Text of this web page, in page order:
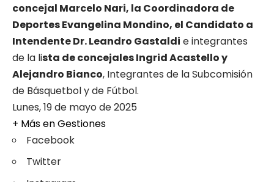
concejal Marcelo Nari, la Coordinadora de
Deportes Evangelina Mondino, el Candidato a
Intendente Dr. Leandro Gastaldi e integrantes
de la lista de concejales Ingrid Acastello y
Alejandro Bianco, Integrantes de la Subcomisión
de Básquetbol y de Fútbol.
Lunes, 19 de mayo de 2025
+ Más enGestiones
Facebook
Twitter